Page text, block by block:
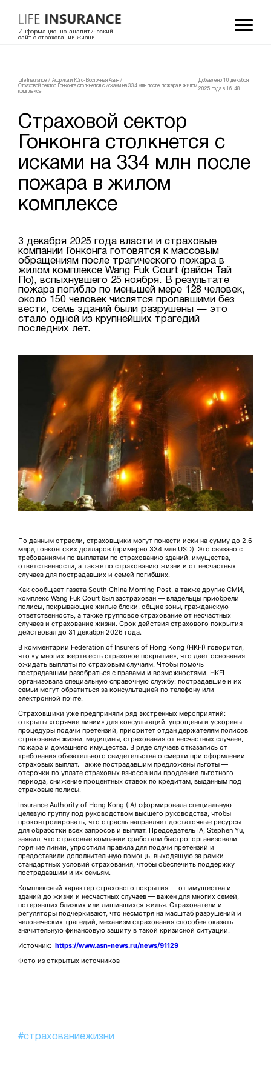
Информационно-аналитический
сайт о страховании жизни
LifeInsurance / Африка и Юго-Восточная Азия /
Страховой сектор Гонконга столкнется с исками на 334 млн после пожара в жилом
комплексе
Добавлено 10 декабря
2025 года в 16:48
Страховой сектор
Гонконга столкнется с
исками на 334 млн после
пожара в жилом
комплексе
3 декабря 2025 года власти и страховые
компании Гонконга готовятся к массовым
обращениям после трагического пожара в
жилом комплексе Wang Fuk Court (район Тай
По), вспыхнувшего 25 ноября. В результате
пожара погибло по меньшей мере 128 человек,
около 150 человек числятся пропавшими без
вести, семь зданий были разрушены — это
стало одной из крупнейших трагедий
последних лет.
По данным отрасли, страховщики могут понести иски на сумму до 2,6
млрд гонконгских долларов (примерно 334 млн USD). Это связано с
требованиями по выплатам по страхованию зданий, имущества,
ответственности, а также по страхованию жизни и от несчастных
случаев для пострадавших и семей погибших.
Как сообщает газета South China Morning Post, а также другие СМИ,
комплекс Wang Fuk Court был застрахован — владельцы приобрели
полисы, покрывающие жилые блоки, общие зоны, гражданскую
ответственность, а также групповое страхование от несчастных
случаев и страхование жизни. Срок действия страхового покрытия
действовал до 31 декабря 2026 года.
В комментарии Federation of Insurers of Hong Kong (HKFI) говорится,
что «у многих жертв есть страховое покрытие», что дает основания
ожидать выплаты по страховым случаям. Чтобы помочь
пострадавшим разобраться с правами и возможностями, HKFI
организовала специальную справочную службу: пострадавшие и их
семьи могут обратиться за консультацией по телефону или
электронной почте.
Страховщики уже предприняли ряд экстренных мероприятий:
открыты «горячие линии» для консультаций, упрощены и ускорены
процедуры подачи претензий, приоритет отдан держателям полисов
страхования жизни, медицины, страхования от несчастных случаев,
пожара и домашнего имущества. В ряде случаев отказались от
требования обязательного свидетельства о смерти при оформлении
страховых выплат. Также пострадавшим предложены льготы —
отсрочки по уплате страховых взносов или продление льготного
периода, снижение процентных ставок по кредитам, выданным под
страховые полисы.
Insurance Authority of Hong Kong (IA) сформировала специальную
целевую группу под руководством высшего руководства, чтобы
проконтролировать, что отрасль направляет достаточные ресурсы
для обработки всех запросов и выплат. Председатель IA, Stephen Yu,
заявил, что страховые компании сработали быстро: организовали
горячие линии, упростили правила для подачи претензий и
предоставили дополнительную помощь, выходящую за рамки
стандартных условий страхования, чтобы обеспечить поддержку
пострадавшим и их семьям.
Комплексный характер страхового покрытия — от имущества и
зданий до жизни и несчастных случаев — важен для многих семей,
потерявших близких или лишившихся жилья. Страхователи и
регуляторы подчеркивают, что несмотря на масштаб разрушений и
человеческих трагедий, механизм страхования способен оказать
значительную финансовую защиту в такой кризисной ситуации.
Источник: https://www.asn-news.ru/news/91129
Фото из открытых источников
#страхованиежизни